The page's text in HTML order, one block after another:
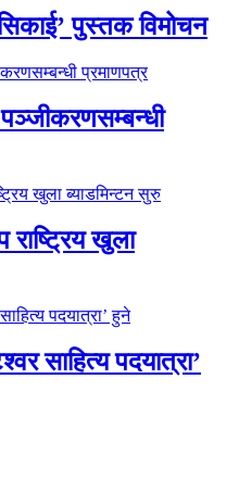
पुस्तक विमोचन
राष्ट्रिय खुला
साहित्य पदयात्रा’